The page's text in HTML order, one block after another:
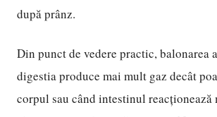
după prânz.
Din punct de vedere practic, balonarea
digestia produce mai mult gaz decât
corpul sau când intestinul reacționează